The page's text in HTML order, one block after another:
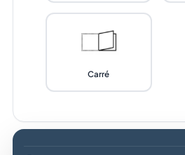
Carré